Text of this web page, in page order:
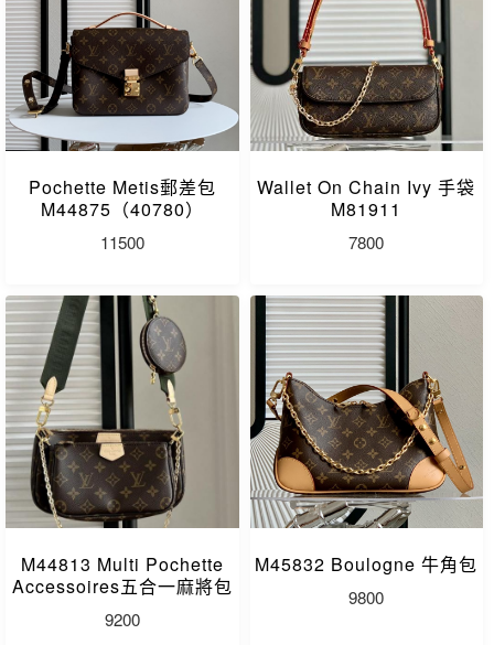
Pochette Metis郵差包
M44875（40780）
11500
Wallet On Chain Ivy 手袋
M81911
7800
M44813 Multi Pochette
Accessoires五合一麻將包
9200
M45832 Boulogne 牛角包
9800